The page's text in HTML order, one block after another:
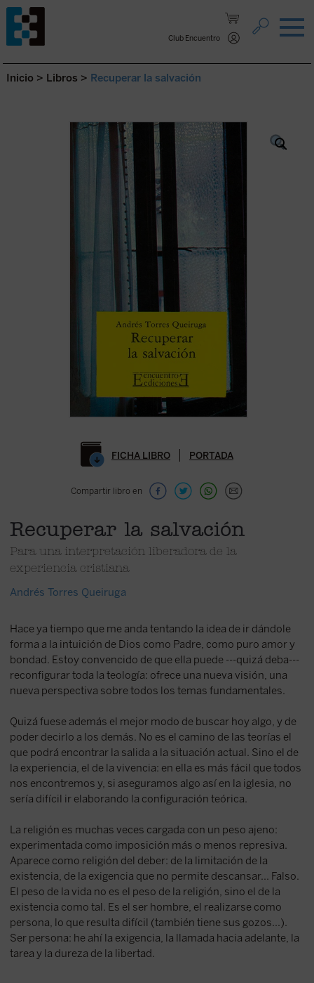
Club Encuentro
Saltar al contenido.
Inicio > Libros > Recuperar la salvación
FICHA LIBRO PORTADA
Compartir libro en
Recuperar la salvación
Para una interpretación liberadora de la
experiencia cristiana
Andrés Torres Queiruga
Hace ya tiempo que me anda tentando la idea de ir dándole
forma a la intuición de Dios como Padre, como puro amor y
bondad. Estoy convencido de que ella puede ---quizá deba---
reconfigurar toda la teología: ofrece una nueva visión, una
nueva perspectiva sobre todos los temas fundamentales.
Quizá fuese además el mejor modo de buscar hoy algo, y de
poder decirlo a los demás. No es el camino de las teorías el
que podrá encontrar la salida a la situación actual. Sino el de
la experiencia, el de la vivencia: en ella es más fácil que todos
nos encontremos y, si aseguramos algo así en la iglesia, no
sería difícil ir elaborando la configuración teórica.
La religión es muchas veces cargada con un peso ajeno:
experimentada como imposición más o menos represiva.
Aparece como religión del deber: de la limitación de la
existencia, de la exigencia que no permite descansar... Falso.
El peso de la vida no es el peso de la religión, sino el de la
existencia como tal. Es el ser hombre, el realizarse como
persona, lo que resulta difícil (también tiene sus gozos...).
Ser persona: he ahí la exigencia, la llamada hacia adelante, la
tarea y la dureza de la libertad.